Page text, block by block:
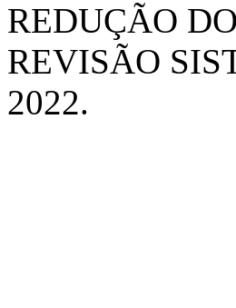
REDUÇÃO
REVISÃO
2022.